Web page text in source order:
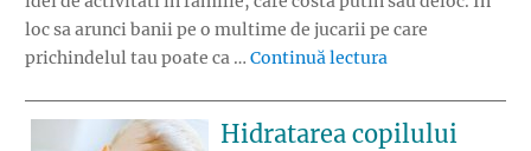
loc sa arunci banii pe o multime de jucarii pe care
prichindelul tau poate ca … Continuă lectura
Hidratarea copilului